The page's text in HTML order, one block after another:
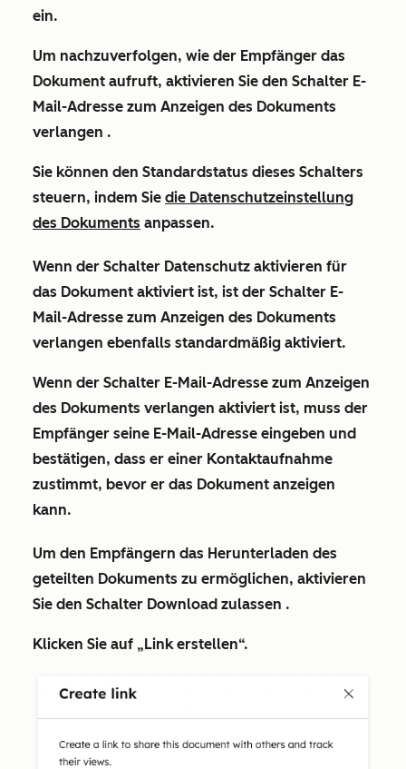
ein.
Um nachzuverfolgen, wie der Empfänger das
Dokument aufruft, aktivieren Sie den Schalter E-
Mail-Adresse zum Anzeigen des Dokuments
verlangen .
Sie können den Standardstatus dieses Schalters
steuern, indem Sie die Datenschutzeinstellung
des Dokuments anpassen.
Wenn der Schalter Datenschutz aktivieren für
das Dokument aktiviert ist, ist der Schalter E-
Mail-Adresse zum Anzeigen des Dokuments
verlangen ebenfalls standardmäßig aktiviert.
Wenn der Schalter E-Mail-Adresse zum Anzeigen
des Dokuments verlangen aktiviert ist, muss der
Empfänger seine E-Mail-Adresse eingeben und
bestätigen, dass er einer Kontaktaufnahme
zustimmt, bevor er das Dokument anzeigen
kann.
Um den Empfängern das Herunterladen des
geteilten Dokuments zu ermöglichen, aktivieren
Sie den Schalter Download zulassen .
Klicken Sie auf „Link erstellen“.